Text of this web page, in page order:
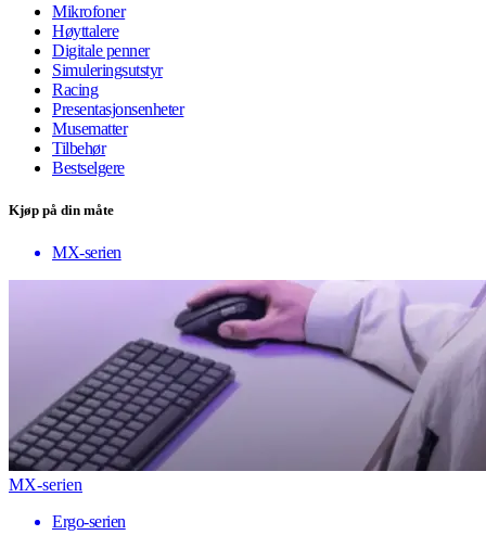
Mikrofoner
Høyttalere
Digitale penner
Simuleringsutstyr
Racing
Presentasjonsenheter
Musematter
Tilbehør
Bestselgere
Kjøp på din måte
MX-serien
MX-serien
Ergo-serien